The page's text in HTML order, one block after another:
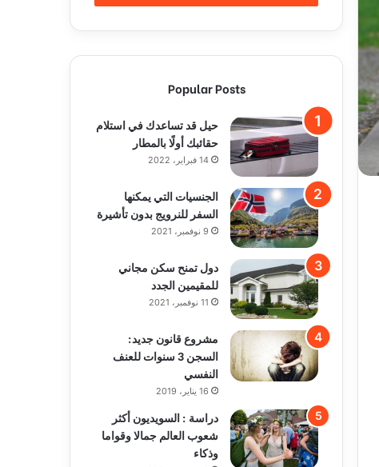
Popular Posts
حيل قد تساعدك في استلام
حقائبك أولًا بالمطار
14 فبراير، 2022
الجنسيات التي يمكنها
السفر للنرويج بدون تأشيرة
9 نوفمبر، 2021
دول تمنح سكن مجاني
للمقيمين الجدد
11 نوفمبر، 2021
مشروع قانون جديد:
السجن 3 سنوات للعنف
النفسي
16 يناير، 2019
دراسة : السويديون أكثر
شعوب العالم جمالا وقواما
وذكاء